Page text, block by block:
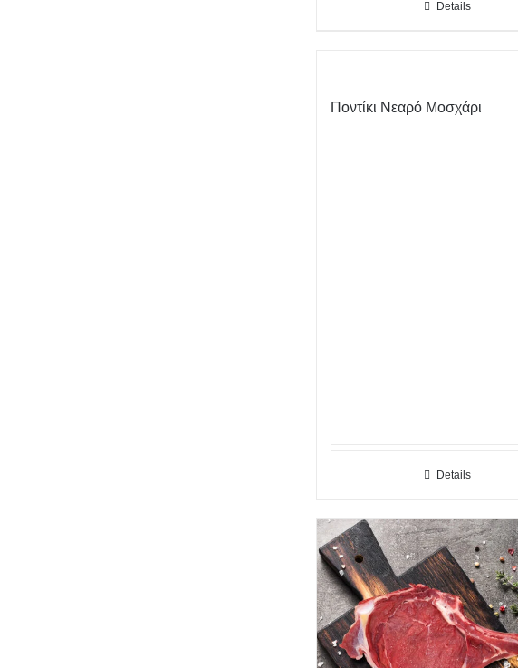
Details
Ποντίκι Νεαρό Μοσχάρι
Details